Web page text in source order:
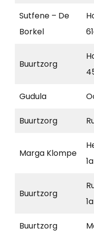
Sutfene – De
Borkel
Buurtzorg
Gudula
Buurtzorg
Marga Klompe
1a
Buurtzorg
1a
Buurtzorg